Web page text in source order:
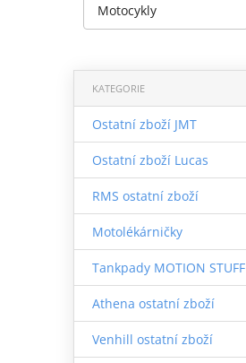
KATEGORIE
Ostatní zboží JMT
Ostatní zboží Lucas
RMS ostatní zboží
Motolékárničky
Tankpady MOTION STUFF
Athena ostatní zboží
Venhill ostatní zboží
Motocykly